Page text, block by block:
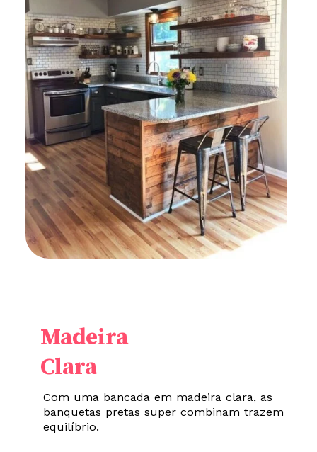
Com uma bancada em madeira clara, as
banquetas pretas super combinam trazem
equilíbrio.
Madeira
Clara